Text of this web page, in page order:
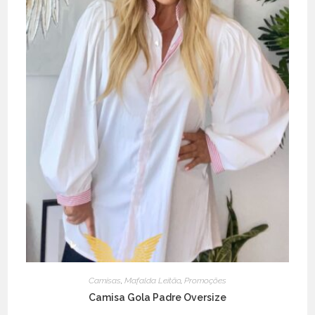
Camisas, Mafalda Leitão, Promoções
Camisa Gola Padre Oversize